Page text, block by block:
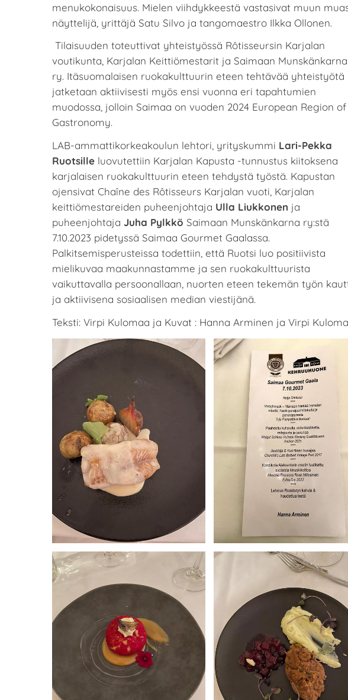
menukokonaisuus. Mielen viihdykkeestä vastasivat muun
näyttelijä, yrittäjä Satu Silvo ja tangomaestro Ilkka Ollonen.
Tilaisuuden toteuttivat yhteistyössä Rôtisseursin Karjalan
voutikunta, Karjalan Keittiömestarit ja Saimaan Munskänkarna
ry. Itäsuomalaisen ruokakulttuurin eteen tehtävää yhteistyötä
jatketaan aktiivisesti myös ensi vuonna eri tapahtumien
muodossa, jolloin Saimaa on vuoden 2024 European Region of
Gastronomy.
LAB-ammattikorkeakoulun lehtori, yrityskummi Lari-Pekka
Ruotsilleluovutettiin Karjalan Kapusta -tunnustus kiitoksena
karjalaisen ruokakulttuurin eteen tehdystä työstä. Kapustan
ojensivat Chaîne des Rôtisseurs Karjalan vuoti, Karjalan
keittiömestareiden puheenjohtaja Ulla Liukkonen ja
puheenjohtaja Juha Pylkkö Saimaan Munskänkarna ry:stä
7.10.2023 pidetyssä Saimaa Gourmet Gaalassa.
Palkitsemisperusteissa todettiin, että Ruotsi luo positiivista
mielikuvaa maakunnastamme ja sen ruokakulttuurista
vaikuttavalla persoonallaan, nuorten eteen tekemän työn
ja aktiivisena sosiaalisen median viestijänä.
Teksti: Virpi Kulomaa ja Kuvat : Hanna Arminen ja Virpi